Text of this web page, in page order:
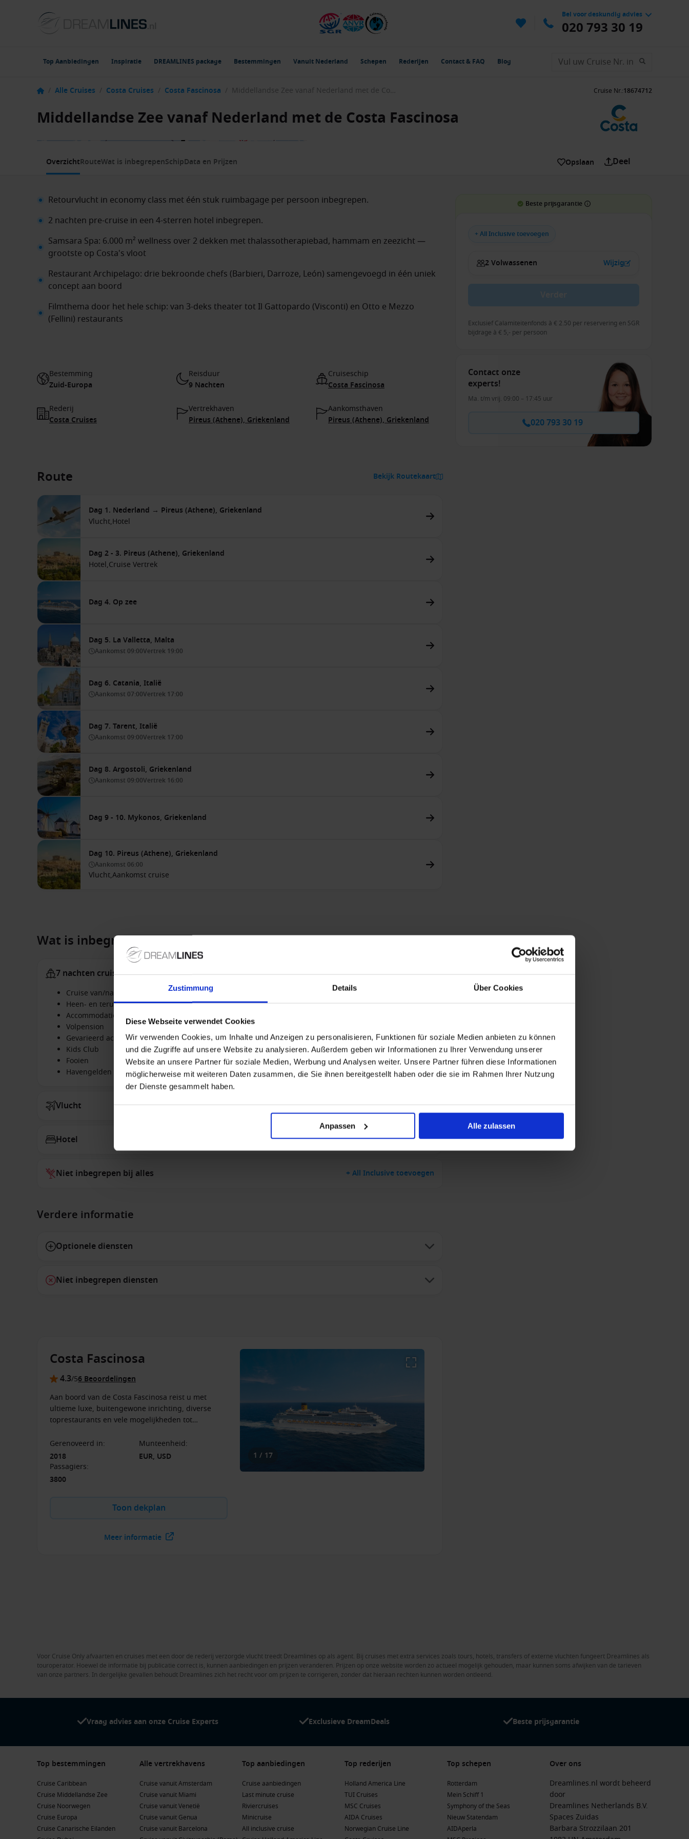
Zustimmung Details Über Cookies
Diese Webseite verwendet Cookies
Wir verwenden Cookies, um Inhalte und Anzeigen zu personalisieren, Funktionen für soziale Medien anbieten zu können
und die Zugriffe auf unsere Website zu analysieren. Außerdem geben wir Informationen zu Ihrer Verwendung unserer
Website an unsere Partner für soziale Medien, Werbung und Analysen weiter. Unsere Partner führen diese Informationen
möglicherweise mit weiteren Daten zusammen, die Sie ihnen bereitgestellt haben oder die sie im Rahmen Ihrer Nutzung
der Dienste gesammelt haben.
Anpassen Alle zulassen
Bel voor deskundig advies
020 793 30 19
Top Aanbiedingen Inspiratie DREAMLINES package Bestemmingen Vanuit Nederland Schepen Rederijen Contact & FAQ Blog
/ Alle Cruises / Costa Cruises / Costa Fascinosa / Middellandse Zee vanaf Nederland met de Costa Fascinosa Cruise Nr.:18674712
Middellandse Zee vanaf Nederland met de Costa Fascinosa
1 / 8
OverzichtRouteWat is inbegrepenSchipData en Prijzen Opslaan Deel
Retourvlucht in economy class met één stuk ruimbagage per persoon inbegrepen.
2 nachten pre-cruise in een 4-sterren hotel inbegrepen.
Samsara Spa: 6.000 m² wellness over 2 dekken met thalassotherapiebad, hammam en zeezicht —
grootste op Costa's vloot
Restaurant Archipelago: drie bekroonde chefs (Barbieri, Darroze, León) samengevoegd in één uniek
concept aan boord
Filmthema door het hele schip: van 3-deks theater tot Il Gattopardo (Visconti) en Otto e Mezzo
(Fellini) restaurants
Bestemming
Zuid-Europa
Reisduur
9 Nachten
Cruiseschip
Costa Fascinosa
Rederij
Costa Cruises
Vertrekhaven
Pireus (Athene), Griekenland
Aankomsthaven
Pireus (Athene), Griekenland
Route Bekijk Routekaart
Dag 1. Nederland → Pireus (Athene), Griekenland
Vlucht,Hotel
Dag 2 - 3. Pireus (Athene), Griekenland
Hotel,Cruise Vertrek
Dag 4. Op zee
Dag 5. La Valletta, Malta
Aankomst 09:00Vertrek 19:00
Dag 6. Catania, Italië
Aankomst 07:00Vertrek 17:00
Dag 7. Tarent, Italië
Aankomst 09:00Vertrek 17:00
Dag 8. Argostoli, Griekenland
Aankomst 09:00Vertrek 16:00
Dag 9 - 10. Mykonos, Griekenland
Dag 10. Pireus (Athene), Griekenland
Aankomst 06:00
Vlucht,Aankomst cruise
Wat is inbegrepen:
7 nachten cruise
Cruise van/naar Pireus (Athene), Griekenland met de Costa Fascinosa
Heen- en terugvlucht met een gerenommeerde luchtvaartmaatschappij
Accommodatie in de geboekte hut
Volpension
Gevarieerd activiteitenprogramma
Kids Club
Fooien
Havengelden
Vlucht
Hotel
Niet inbegrepen bij alles + All Inclusive toevoegen
Verdere informatie
Optionele diensten
Niet inbegrepen diensten
1 / 17
Costa Fascinosa
4.3/56 Beoordelingen
Aan boord van de Costa Fascinosa reist u met
ultieme luxe, buitengewone inrichting, diverse
toprestaurants en vele mogelijkheden tot
kunstwerken en kunstenaars bewonderen.
Gerenoveerd in:
2018
Munteenheid:
EUR, USD
Passagiers:
3800
Toon dekplan
Meer informatie
Beste prijsgarantie
+ All Inclusive toevoegen
2 Volwassenen Wijzig
Exclusief Calamiteitenfonds à € 2.50 per reservering en SGR
bijdrage à € 5,- per persoon
Contact onze
experts!
Ma. t/m vrij. 09:00 – 17:45 uur
020 793 30 19
Voor Cruise Only afvaarten en cruises met een door de rederij verzorgde vlucht treedt Dreamlines op als agent. Bij cruises met extra services zoals tours, hotels, transfers of externe vluchten fungeert Dreamlines als
touroperator. Hoewel de informatie bij publicatie correct is, kunnen aanbiedingen en prijzen veranderen. Prijzen op onze website worden zo actueel mogelijk gehouden, maar kunnen soms afwijken van de tarieven
van onze partners. In dergelijke gevallen behoudt Dreamlines zich het recht voor om prijzen te corrigeren, zonder dat hieraan rechten kunnen worden ontleend.
Vraag advies aan onze Cruise Experts Exclusieve DreamDeals Beste prijsgarantie
Top bestemmingen
Cruise Caribbean
Cruise Middellandse Zee
Cruise Noorwegen
Cruise Europa
Cruise Canarische Eilanden
Alle vertrekhavens
Cruise vanuit Amsterdam
Cruise vanuit Miami
Cruise vanuit Venetië
Cruise vanuit Genua
Cruise vanuit Barcelona
Top aanbiedingen
Cruise aanbiedingen
Last minute cruise
Riviercruises
Minicruise
All inclusive cruise
Top rederijen
Holland America Line
TUI Cruises
MSC Cruises
AIDA Cruises
Norwegian Cruise Line
Top schepen
Rotterdam
Mein Schiff 1
Symphony of the Seas
Nieuw Statendam
AIDAperla
Over ons
Dreamlines.nl wordt beheerd
door
Dreamlines Netherlands B.V.
Spaces Zuidas
Barbara Strozzilaan 201